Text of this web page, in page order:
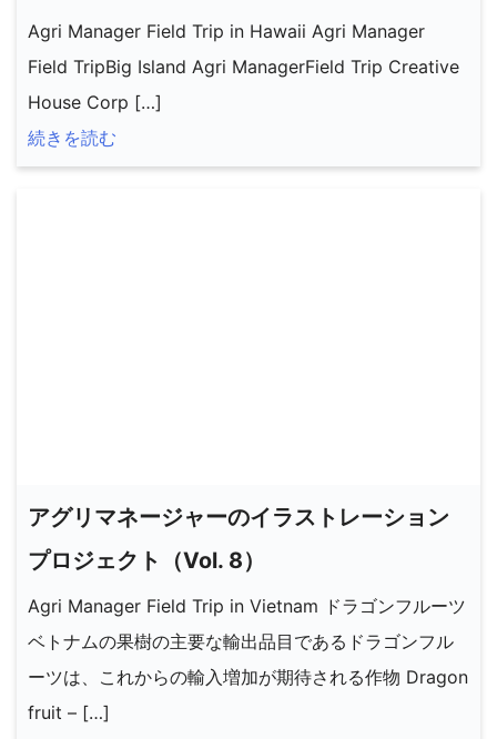
Agri Manager Field Trip in Hawaii Agri Manager
Field TripBig Island Agri ManagerField Trip Creative
House Corp […]
続きを読む
アグリマネージャーのイラストレーション
プロジェクト（Vol. 8）
Agri Manager Field Trip in Vietnam ドラゴンフルーツ
ベトナムの果樹の主要な輸出品目であるドラゴンフル
ーツは、これからの輸入増加が期待される作物 Dragon
fruit – […]